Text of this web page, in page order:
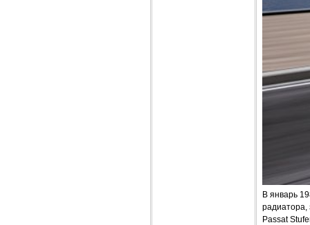
В январь
радиатора,
Passat